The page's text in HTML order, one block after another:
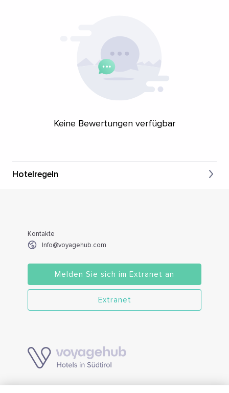
Keine Bewertungen verfügbar
Hotelregeln
Kontakte
Info@voyagehub.com
Melden Sie sich im Extranet an
Extranet